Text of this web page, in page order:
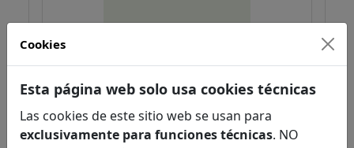
Sopa de miso
Ryu Murakami
Narrativa
Literatura
Cookies
Esta página web solo usa cookies técnicas
Las cookies de este sitio web se usan para
exclusivamente para funciones técnicas. NO